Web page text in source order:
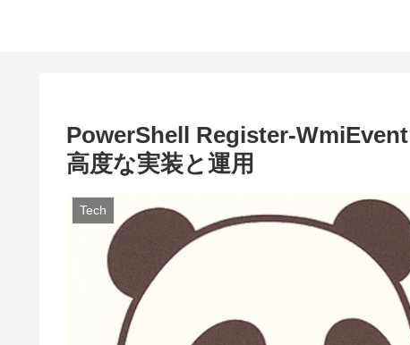
PowerShell Register-
高度な実装と運用
Tech